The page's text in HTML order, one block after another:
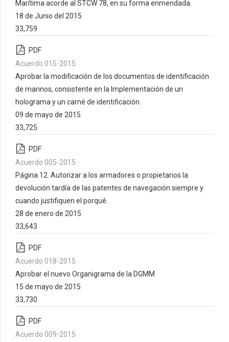
Marítima acorde al STCW 78, en su forma enmendada.
18 de Junio del 2015
33,759
PDF
Acuerdo 015-2015
Aprobar la modificación de los documentos de identificación
de marinos, consistente en la Implementación de un
holograma y un carné de identificación.
09 de mayo de 2015
33,725
PDF
Acuerdo 005-2015
Página 12. Autorizar a los armadores o propietarios la
devolución tardía de las patentes de navegación siempre y
cuando justifiquen el porqué.
28 de enero de 2015
33,643
PDF
Acuerdo 018-2015
Aprobar el nuevo Organigrama de la DGMM
15 de mayo de 2015
33,730
PDF
Acuerdo 009-2015